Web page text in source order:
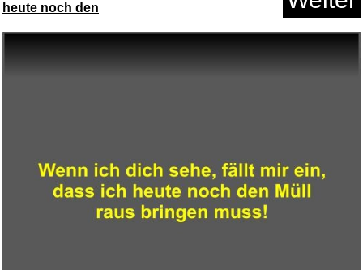
Anzeige
heute noch den